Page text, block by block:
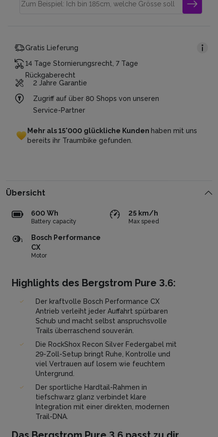
Gratis Lieferung
14 Tage Stornierungsrecht, 7 Tage
Rückgaberecht
2 Jahre Garantie
Zugriff auf über 80 Shops von unseren
Service-Partner
Mehr als15'000 glückliche Kunden haben mit uns
bereits ihr Traumbike gefunden.
Übersicht
600 Wh
Battery capacity
25 km/h
Max speed
Bosch Performance
CX
Motor
Highlights des Bergstrom Pure 3.6:
Der kraftvolle Bosch Performance CX
Antrieb verleiht jeder Auffahrt spürbaren
Schub und macht selbst anspruchsvolle
Trails überraschend souverän.
Die RockShox Recon Silver Federgabel mit
29-Zoll-Setup bringt Ruhe, Kontrolle und
viel Vertrauen auf losem wie feuchtem
Untergrund.
Der sportliche Hardtail-Rahmen in
tiefschwarz glanz verbindet klare
Integration mit einer direkten, modernen
Trail-DNA.